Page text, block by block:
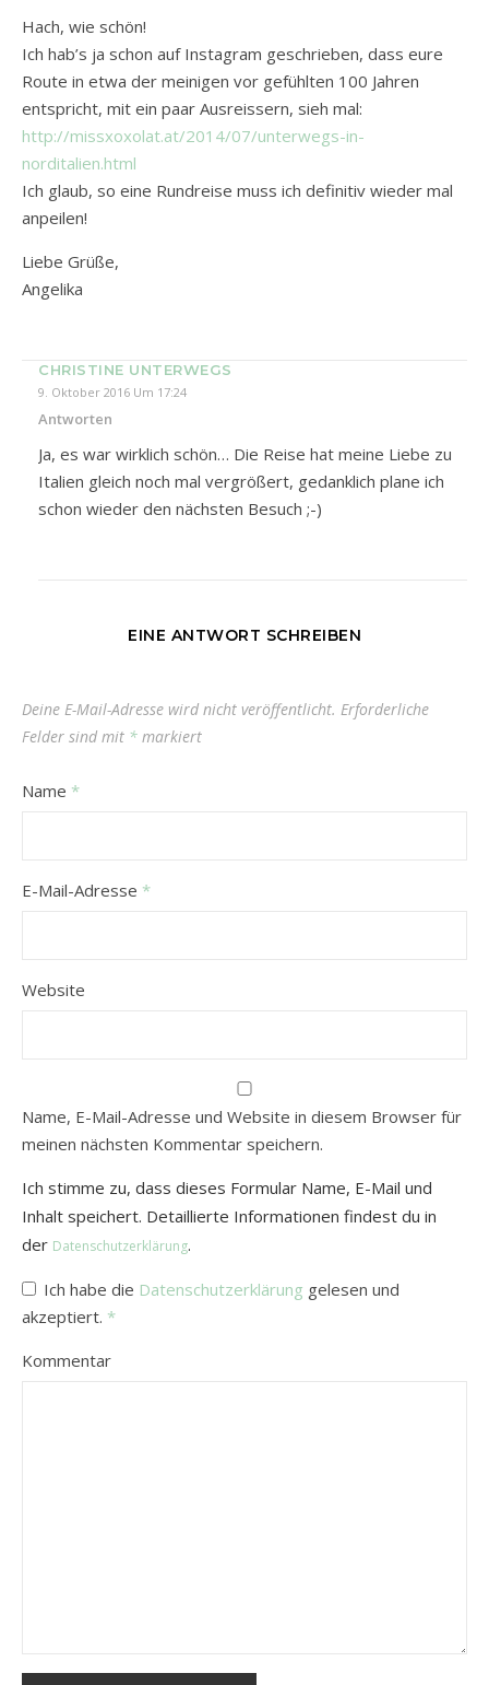
Hach, wie schön!
Ich hab’s ja schon auf Instagram geschrieben, dass eure
Route in etwa der meinigen vor gefühlten 100 Jahren
entspricht, mit ein paar Ausreissern, sieh mal:
http://missxoxolat.at/2014/07/unterwegs-in-
norditalien.html
Ich glaub, so eine Rundreise muss ich definitiv wieder mal
anpeilen!
Liebe Grüße,
Angelika
CHRISTINE UNTERWEGS
9. Oktober 2016 Um 17:24
Antworten
Ja, es war wirklich schön… Die Reise hat meine Liebe zu
Italien gleich noch mal vergrößert, gedanklich plane ich
schon wieder den nächsten Besuch ;-)
EINE ANTWORT SCHREIBEN
Deine E-Mail-Adresse wird nicht veröffentlicht. Erforderliche
Felder sind mit * markiert
Name *
E-Mail-Adresse *
Website
Name, E-Mail-Adresse und Website in diesem Browser für
meinen nächsten Kommentar speichern.
Ich stimme zu, dass dieses Formular Name, E-Mail und
Inhalt speichert. Detaillierte Informationen findest du in
der Datenschutzerklärung.
Ich habe die Datenschutzerklärung gelesen und
akzeptiert. *
Kommentar